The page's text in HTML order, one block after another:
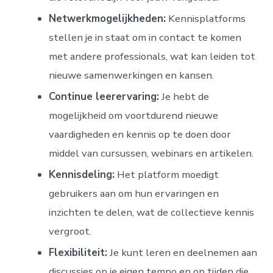
Netwerkmogelijkheden: Kennisplatforms
stellen je in staat om in contact te komen
met andere professionals, wat kan leiden tot
nieuwe samenwerkingen en kansen.
Continue leerervaring: Je hebt de
mogelijkheid om voortdurend nieuwe
vaardigheden en kennis op te doen door
middel van cursussen, webinars en artikelen.
Kennisdeling: Het platform moedigt
gebruikers aan om hun ervaringen en
inzichten te delen, wat de collectieve kennis
vergroot.
Flexibiliteit: Je kunt leren en deelnemen aan